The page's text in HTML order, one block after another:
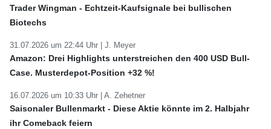
Trader Wingman - Echtzeit-Kaufsignale bei bullischen
Biotechs
31.07.2026 um 22:44 Uhr | J. Meyer
Amazon: Drei Highlights unterstreichen den 400 USD Bull-
Case. Musterdepot-Position +32 %!
16.07.2026 um 10:33 Uhr | A. Zehetner
Saisonaler Bullenmarkt - Diese Aktie könnte im 2. Halbjahr
ihr Comeback feiern